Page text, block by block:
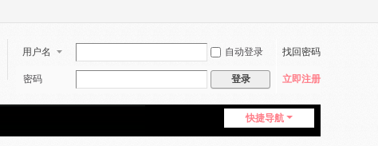
用户名 自动登录 找回密码
密码 登录 立即注册
快捷导航